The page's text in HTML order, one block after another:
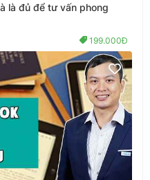
là đủ để tư vấn phong
199.000Đ